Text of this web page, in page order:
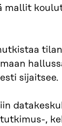
mallit
sijaitsee.
,